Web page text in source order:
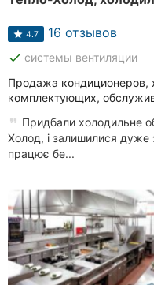
Автошколы
Рестораны
Все
Все
города:
Винница
4.7 16 отзывов
done системы вентиляции
Продажа кондиционеров,
комплектующих,
Придбали холодильне
Холод, і залишилися дуже
працює бе...